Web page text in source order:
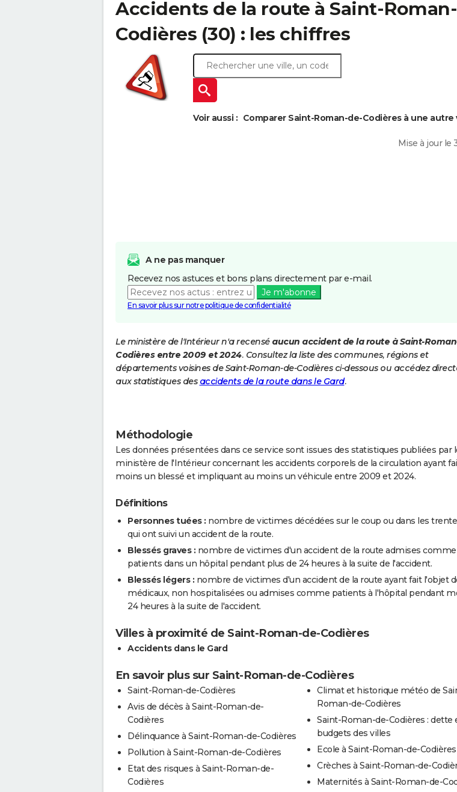
Accidents de la route à Saint-
Codières (30) : les chiffres
Voir aussi : Comparer Saint-Roman-de-Codières à une autre
Mise à jour le
A ne pas manquer
Recevez nos astuces et bons plans directement par e-mail.
Je m'abonne
En savoir plus sur notre politique de confidentialité
Le ministère de l'Intérieur n'a recensé aucun accident de la route à Saint-
Codières entre 2009 et 2024. Consultez la liste des communes, régions et
départements voisines de Saint-Roman-de-Codières ci-dessous ou accédez
aux statistiques des accidents de la route dans le Gard.
Méthodologie
Les données présentées dans ce service sont issues des statistiques publiées par
ministère de l'Intérieur concernant les accidents corporels de la circulation ayant
moins un blessé et impliquant au moins un véhicule entre 2009 et 2024.
Définitions
Personnes tuées : nombre de victimes décédées sur le coup ou dans les
qui ont suivi un accident de la route.
Blessés graves : nombre de victimes d'un accident de la route admises comme
patients dans un hôpital pendant plus de 24 heures à la suite de l'accident.
Blessés légers : nombre de victimes d'un accident de la route ayant fait l'objet
médicaux, non hospitalisées ou admises comme patients à l'hôpital pendant
24 heures à la suite de l'accident.
Villes à proximité de Saint-Roman-de-Codières
Accidents dans le Gard
En savoir plus sur Saint-Roman-de-Codières
Saint-Roman-de-Codières
Avis de décès à Saint-Roman-de-
Codières
Délinquance à Saint-Roman-de-Codières
Pollution à Saint-Roman-de-Codières
Etat des risques à Saint-Roman-de-
Codières
Climat et historique météo de
Roman-de-Codières
Saint-Roman-de-Codières : dette
budgets des villes
Ecole à Saint-Roman-de-Codières
Crèches à Saint-Roman-de-
Maternités à Saint-Roman-de-